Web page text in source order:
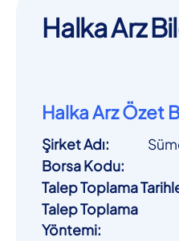
Halka Arz
Halka Arz Özet
Şirket Adı:
Borsa Kodu:
Talep Toplama
Talep Toplama
Yöntemi: